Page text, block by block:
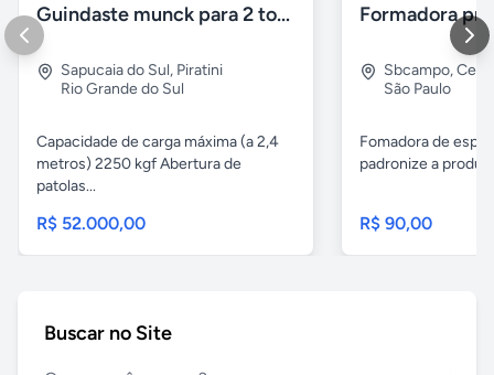
Guindaste munck para 2 toneladas
Sapucaia do Sul, Piratini
Rio Grande do Sul
Capacidade de carga máxima (a 2,4
metros) 2250 kgf Abertura de
patolas...
R$ 52.000,00
Sbcampo,
São Paulo
Fomadora de
padronize a
R$ 90,00
Buscar no Site